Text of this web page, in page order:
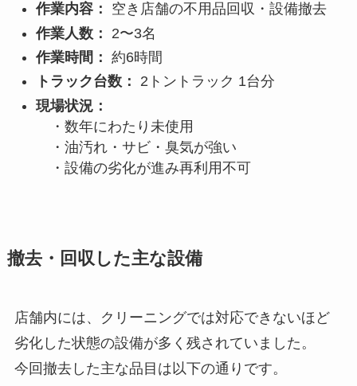
作業内容：
空き店舗の不用品回収・設備撤去
作業人数：
2〜3名
作業時間： 約6時間
トラック台数：
2トントラック 1台分
現場状況：
・数年にわたり未使用
・油汚れ・サビ・臭気が強い
・設備の劣化が進み再利用不可
撤去・回収した主な設備
店舗内には、クリーニングでは対応できないほど
劣化した状態の設備が多く残されていました。
今回撤去した主な品目は以下の通りです。